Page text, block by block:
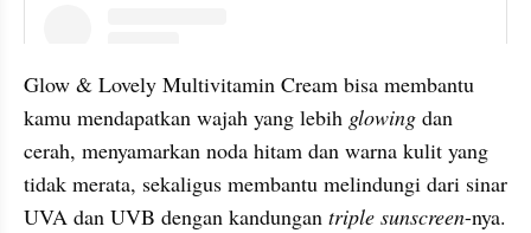
Glow & Lovely Multivitamin Cream bisa membantu
kamu mendapatkan wajah yang lebih glowing dan
cerah, menyamarkan noda hitam dan warna kulit yang
tidak merata, sekaligus membantu melindungi dari sinar
UVA dan UVB dengan kandungan triple sunscreen-nya.